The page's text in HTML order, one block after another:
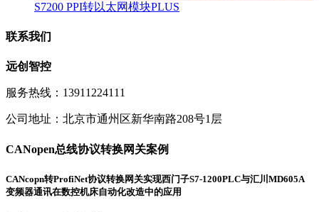
S7200 PPI转以太网模块PLUS
联系我们
远创智控
服务热线：13911224111
公司地址：北京市通州区新华南路208号1层
CANopen总线协议转换网关案例
CANcopn转ProfiNet协议转换网关实现西门子S7-1200PLC与汇川MD605A
变频器通讯在数控机床自动化改造中的应用